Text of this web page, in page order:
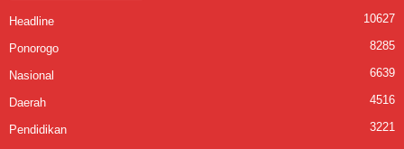
Headline 10627
Ponorogo 8285
Nasional 6639
Daerah 4516
Pendidikan
3221